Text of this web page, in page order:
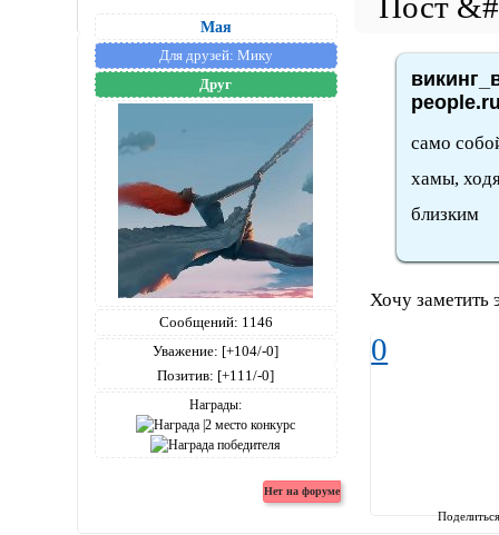
Мая
Для друзей: Мику
Друг
Сообщений: 1146
Уважение: [+104/-0]
Позитив: [+111/-0]
Награды:
само
хамы,
близким
Хочу заметить
0